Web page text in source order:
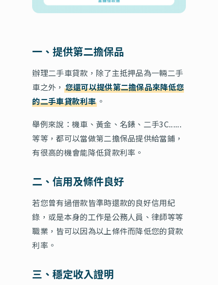
一、提供第二擔保品
辦理二手車貸款，除了主抵押品為一輛二手
車之外， 您還可以提供第二擔保品來降低您
的二手車貸款利率。
舉例來說：機車、黃金、名錶、二手3C......
等等，都可以當做第二擔保品提供給當鋪，
有很高的機會能降低貸款利率。
二、信用及條件良好
若您曾有過借款皆準時還款的良好信用紀
錄，或是本身的工作是公務人員、律師等等
職業，皆可以因為以上條件而降低您的貸款
利率。
三、穩定收入證明